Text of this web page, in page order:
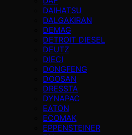
DAIHATSU
DALGAKIRAN
DEMAG
DETROIT DIESEL
DEUTZ
DIECI
DONGFENG
DOOSAN
DRESSTA
DYNAPAC
EATON
ECOMAK
EPPENSTEINER